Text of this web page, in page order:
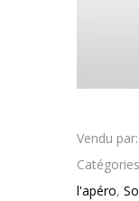
Vendu
l'apéro,